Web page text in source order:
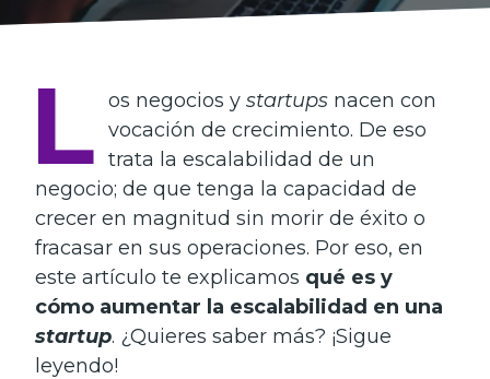
L os negocios y startups nacen con
vocación de crecimiento. De eso
trata la escalabilidad de un
negocio; de que tenga la capacidad de
crecer en magnitud sin morir de éxito o
fracasar en sus operaciones. Por eso, en
este artículo te explicamos qué es y
cómo aumentar la escalabilidad en una
startup. ¿Quieres saber más? ¡Sigue
leyendo!